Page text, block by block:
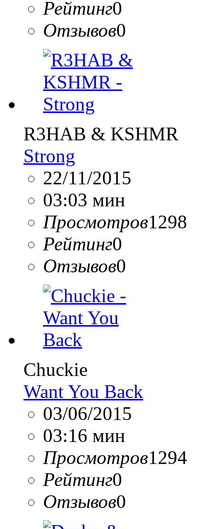
Рейтинг0
Отзывов0
R3HAB & KSHMR
Strong
22/11/2015
03:03 мин
Просмотров1298
Рейтинг0
Отзывов0
Chuckie
Want You Back
03/06/2015
03:16 мин
Просмотров1294
Рейтинг0
Отзывов0